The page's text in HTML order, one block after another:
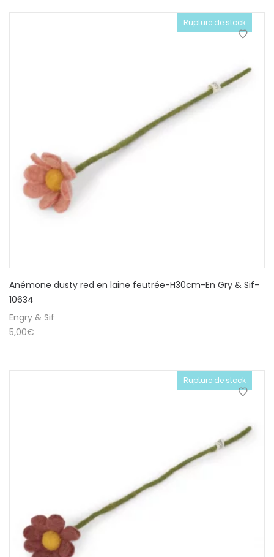
Rupture de stock
Anémone dusty red en laine feutrée-H30cm-En Gry & Sif-
10634
Engry & Sif
5,00€
Rupture de stock